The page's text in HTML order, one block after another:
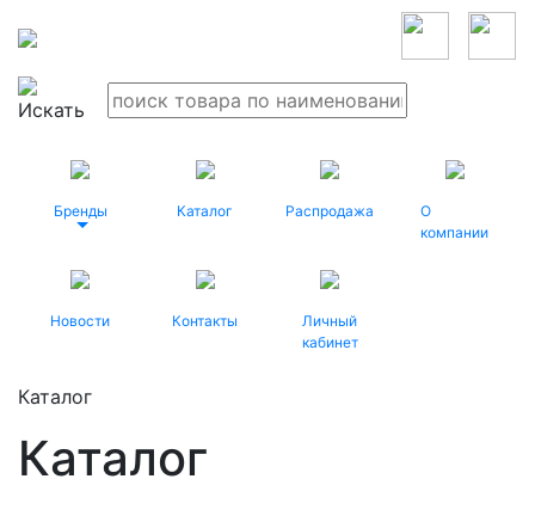
Бренды Каталог Распродажа
О
компании
Новости Контакты
Личный
кабинет
Каталог
Каталог